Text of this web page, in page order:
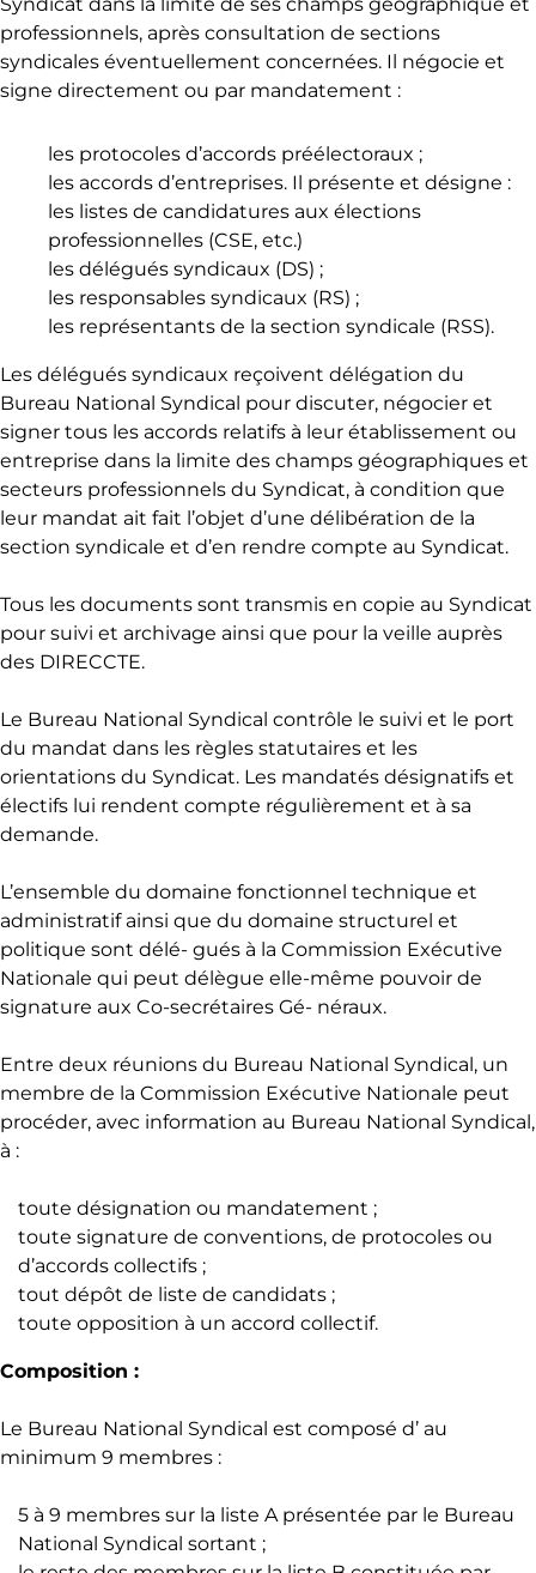
professionnels, après consultation de sections
syndicales éventuellement concernées. Il négocie et
signe directement ou par mandatement :
les protocoles d’accords préélectoraux ;
les accords d’entreprises. Il présente et désigne :
les listes de candidatures aux élections
professionnelles (CSE, etc.)
les délégués syndicaux (DS) ;
les responsables syndicaux (RS) ;
les représentants de la section syndicale (RSS).
Les délégués syndicaux reçoivent délégation du
Bureau National Syndical pour discuter, négocier et
signer tous les accords relatifs à leur établissement ou
entreprise dans la limite des champs géographiques et
secteurs professionnels du Syndicat, à condition que
leur mandat ait fait l’objet d’une délibération de la
section syndicale et d’en rendre compte au Syndicat.
Tous les documents sont transmis en copie au Syndicat
pour suivi et archivage ainsi que pour la veille auprès
des DIRECCTE.
Le Bureau National Syndical contrôle le suivi et le port
du mandat dans les règles statutaires et les
orientations du Syndicat. Les mandatés désignatifs et
électifs lui rendent compte régulièrement et à sa
demande.
L’ensemble du domaine fonctionnel technique et
administratif ainsi que du domaine structurel et
politique sont délé- gués à la Commission Exécutive
Nationale qui peut délègue elle-même pouvoir de
signature aux Co-secrétaires Gé- néraux.
Entre deux réunions du Bureau National Syndical, un
membre de la Commission Exécutive Nationale peut
procéder, avec information au Bureau National Syndical,
à :
toute désignation ou mandatement ;
toute signature de conventions, de protocoles ou
d’accords collectifs ;
tout dépôt de liste de candidats ;
toute opposition à un accord collectif.
Composition :
Le Bureau National Syndical est composé d’ au
minimum 9 membres :
5 à 9 membres sur la liste A présentée par le Bureau
National Syndical sortant ;